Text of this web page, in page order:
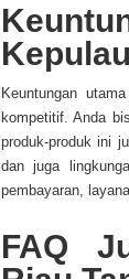
Keuntungan
kompetitif. Anda
produk-produk ini
dan juga
pembayaran,
FAQ